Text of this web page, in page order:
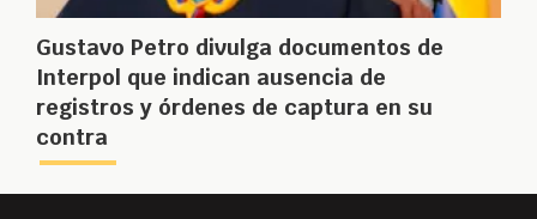
Gustavo Petro divulga documentos de
Interpol que indican ausencia de
registros y órdenes de captura en su
contra